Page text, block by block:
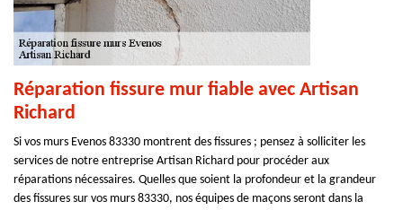
Réparation fissure mur fiable avec Artisan
Richard
Si vos murs Evenos 83330 montrent des fissures ; pensez à solliciter les
services de notre entreprise Artisan Richard pour procéder aux
réparations nécessaires. Quelles que soient la profondeur et la grandeur
des fissures sur vos murs 83330, nos équipes de maçons seront dans la